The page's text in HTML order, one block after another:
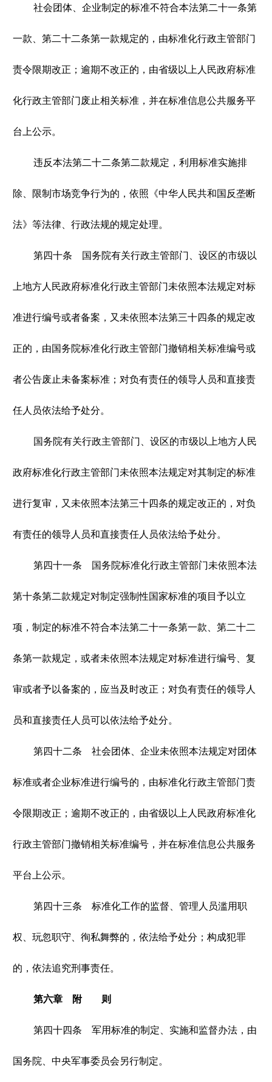
社会团体、企业制定的标准不符合本法第二十一条第
一款、第二十二条第一款规定的，由标准化行政主管部门
责令限期改正；逾期不改正的，由省级以上人民政府标准
化行政主管部门废止相关标准，并在标准信息公共服务平
台上公示。
违反本法第二十二条第二款规定，利用标准实施排
除、限制市场竞争行为的，依照《中华人民共和国反垄断
法》等法律、行政法规的规定处理。
第四十条 国务院有关行政主管部门、设区的市级以
上地方人民政府标准化行政主管部门未依照本法规定对标
准进行编号或者备案，又未依照本法第三十四条的规定改
正的，由国务院标准化行政主管部门撤销相关标准编号或
者公告废止未备案标准；对负有责任的领导人员和直接责
任人员依法给予处分。
国务院有关行政主管部门、设区的市级以上地方人民
政府标准化行政主管部门未依照本法规定对其制定的标准
进行复审，又未依照本法第三十四条的规定改正的，对负
有责任的领导人员和直接责任人员依法给予处分。
第四十一条 国务院标准化行政主管部门未依照本法
第十条第二款规定对制定强制性国家标准的项目予以立
项，制定的标准不符合本法第二十一条第一款、第二十二
条第一款规定，或者未依照本法规定对标准进行编号、复
审或者予以备案的，应当及时改正；对负有责任的领导人
员和直接责任人员可以依法给予处分。
第四十二条 社会团体、企业未依照本法规定对团体
标准或者企业标准进行编号的，由标准化行政主管部门责
令限期改正；逾期不改正的，由省级以上人民政府标准化
行政主管部门撤销相关标准编号，并在标准信息公共服务
平台上公示。
第四十三条 标准化工作的监督、管理人员滥用职
权、玩忽职守、徇私舞弊的，依法给予处分；构成犯罪
的，依法追究刑事责任。
第六章 附 则
第四十四条 军用标准的制定、实施和监督办法，由
国务院、中央军事委员会另行制定。